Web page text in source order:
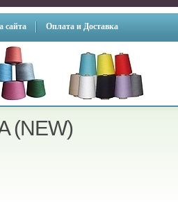
сайта Оплата и Доставка
(NEW)